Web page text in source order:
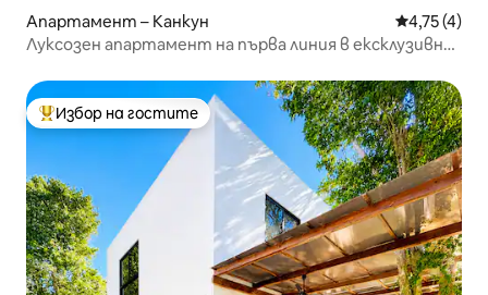
Апартамент – Канкун Средна
4,75 (4)
Луксозен апартамент на първа линия в ексклузивна
Най-популярен избор на гостите
Избор на гостите